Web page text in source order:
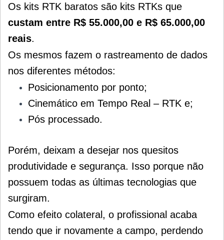
Os kits RTK baratos são kits RTKs que
custam entre R$ 55.000,00 e R$ 65.000,00
reais.
Os mesmos fazem o rastreamento de dados
nos diferentes métodos:
Posicionamento por ponto;
Cinemático em Tempo Real – RTK e;
Pós processado.
Porém, deixam a desejar nos quesitos
produtividade e segurança. Isso porque não
possuem todas as últimas tecnologias que
surgiram.
Como efeito colateral, o profissional acaba
tendo que ir novamente a campo, perdendo